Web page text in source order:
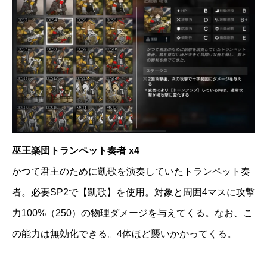
巫王楽団トランペット奏者 x4
かつて君主のために凱歌を演奏していたトランペット奏
者。必要SP2で【凱歌】を使用。対象と周囲4マスに攻撃
力100%（250）の物理ダメージを与えてくる。なお、こ
の能力は無効化できる。4体ほど襲いかかってくる。